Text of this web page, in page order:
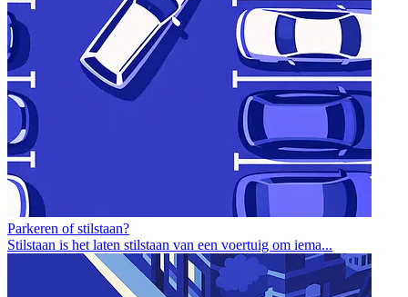
Parkeren of stilstaan?
Stilstaan is het laten stilstaan van een voertuig om iema...